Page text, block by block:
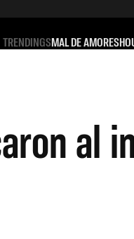
TRENDINGSMAL DE AMORES
al